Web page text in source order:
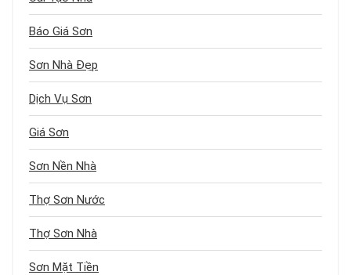
Báo Giá Sơn
Sơn Nhà Đẹp
Dịch Vụ Sơn
Giá Sơn
Sơn Nền Nhà
Thợ Sơn Nước
Thợ Sơn Nhà
Sơn Mặt Tiền